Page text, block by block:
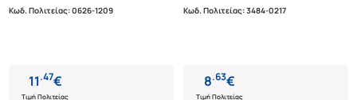
Κωδ. Πολιτείας:0626-1209
11.47€
Τιμή Πολιτείας
Κωδ. Πολιτείας:3484-0217
8.63€
Τιμή Πολιτείας